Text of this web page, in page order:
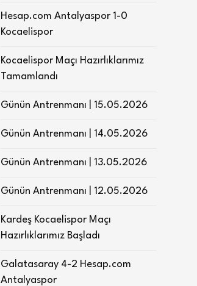
Hesap.com Antalyaspor 1-0
Kocaelispor
Kocaelispor Maçı Hazırlıklarımız
Tamamlandı
Günün Antrenmanı | 15.05.2026
Günün Antrenmanı | 14.05.2026
Günün Antrenmanı | 13.05.2026
Günün Antrenmanı | 12.05.2026
Kardeş Kocaelispor Maçı
Hazırlıklarımız Başladı
Galatasaray 4-2 Hesap.com
Antalyaspor